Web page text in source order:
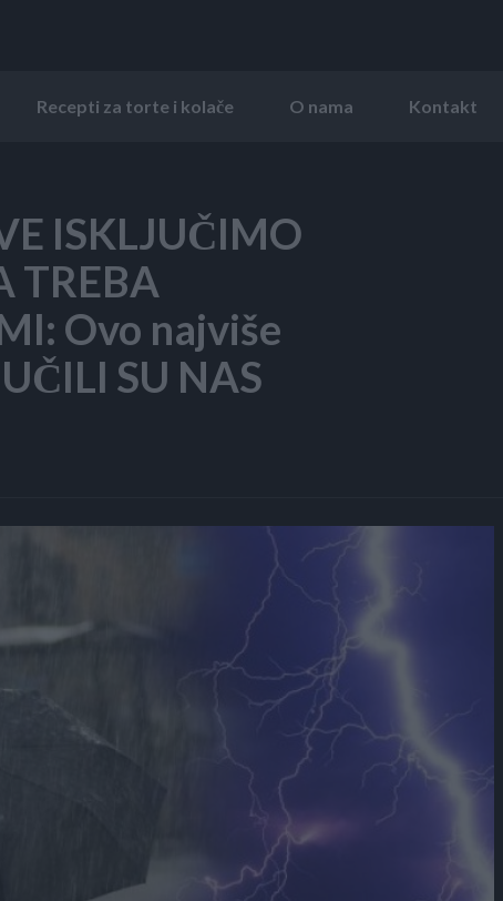
Recepti za torte i kolače O nama Kontakt
ISKLJUČIMO
TREBA
Ovo najviše
SU NAS